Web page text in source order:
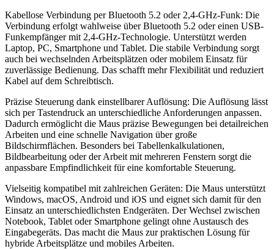
Kabellose Verbindung per Bluetooth 5.2 oder 2,4-GHz-Funk: Die
Verbindung erfolgt wahlweise über Bluetooth 5.2 oder einen USB-
Funkempfänger mit 2,4-GHz-Technologie. Unterstützt werden
Laptop, PC, Smartphone und Tablet. Die stabile Verbindung sorgt
auch bei wechselnden Arbeitsplätzen oder mobilem Einsatz für
zuverlässige Bedienung. Das schafft mehr Flexibilität und reduziert
Kabel auf dem Schreibtisch.
Präzise Steuerung dank einstellbarer Auflösung: Die Auflösung lässt
sich per Tastendruck an unterschiedliche Anforderungen anpassen.
Dadurch ermöglicht die Maus präzise Bewegungen bei detailreichen
Arbeiten und eine schnelle Navigation über große
Bildschirmflächen. Besonders bei Tabellenkalkulationen,
Bildbearbeitung oder der Arbeit mit mehreren Fenstern sorgt die
anpassbare Empfindlichkeit für eine komfortable Steuerung.
Vielseitig kompatibel mit zahlreichen Geräten: Die Maus unterstützt
Windows, macOS, Android und iOS und eignet sich damit für den
Einsatz an unterschiedlichsten Endgeräten. Der Wechsel zwischen
Notebook, Tablet oder Smartphone gelingt ohne Austausch des
Eingabegeräts. Das macht die Maus zur praktischen Lösung für
hybride Arbeitsplätze und mobiles Arbeiten.